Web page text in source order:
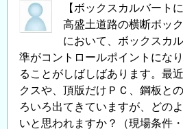
【ボックスカルバート
高盛土道路の横断ボッ
において、ボックスカ
準がコントロールポイントにな
ることがしばしばあります。最
クスや、頂版だけＰＣ、鋼板と
ろいろ出てきていますが、どの
いと思われますか？（現場条件